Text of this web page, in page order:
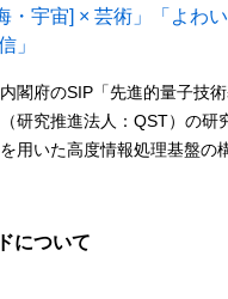
・宇宙] × 芸術」「よ
」
閣府のSIP「先進的量子技
研究推進法人：QST）の研
用いた高度情報処理基盤の
について